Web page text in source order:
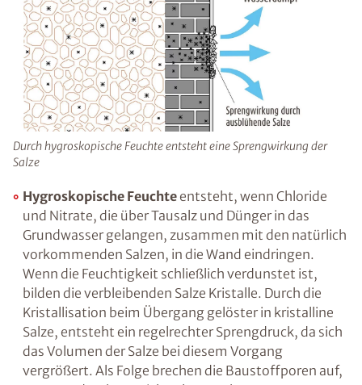
langfristige Feuchtigkeitsschäden am Haus
rechtzeitig zu verhindern. Auslöser für einen
solchen Wasserschaden können sowohl
Rohrbrüche als auch defekte Haushaltsgeräte
wie z.B. eine übergelaufene Waschmaschine
im darüber liegenden Stockwerk sein.
Durch hygroskopische Feuchte entsteht eine Sprengwirkung
der Salze
Ratgeber „Sofort-Tipps gegen
Feuchtigkeit“
– jetzt kostenlos
herunterladen!